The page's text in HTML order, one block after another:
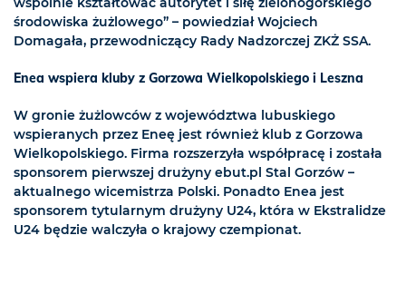
środowiska żużlowego” – powiedział Wojciech
Domagała, przewodniczący Rady Nadzorczej ZKŻ SSA.
Enea wspiera kluby z Gorzowa Wielkopolskiego i Leszna
W gronie żużlowców z województwa lubuskiego
wspieranych przez Eneę jest również klub z Gorzowa
Wielkopolskiego. Firma rozszerzyła współpracę i została
sponsorem pierwszej drużyny ebut.pl Stal Gorzów –
aktualnego wicemistrza Polski. Ponadto Enea jest
sponsorem tytularnym drużyny U24, która w Ekstralidze
U24 będzie walczyła o krajowy czempionat.